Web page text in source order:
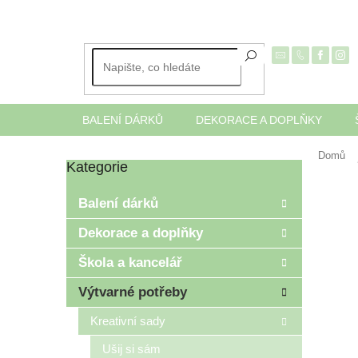
BALENÍ DÁRKŮ DEKORACE A DOPLŇKY
Domů
P
r
n
Přeskočit
Kategorie
Balení dárků
Dekorace a doplňky
Škola a kancelář
Výtvarné potřeby
Kreativní sady
Ušij si sám